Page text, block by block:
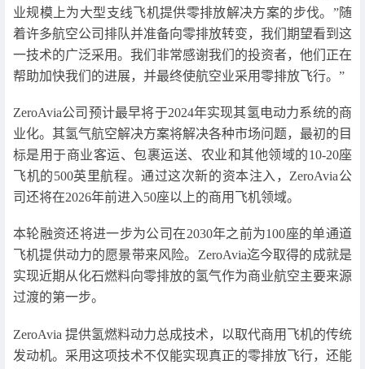
业规模上为大型支线飞机提供零排放解决方案的步伐。”随
着许多航空公司排队并准备向零排放转变，我们期望看到这
一技术的广泛采用。我们非常感谢我们的投资者，他们正在
帮助加快我们的进展，并最终使航空业采用零排放飞行。”
ZeroAvia公司预计最早将于2024年实现其氢电动力系统的商
业化。其氢气航空解决方案将解决各种市场问题，最初的目
标是用于商业客运、包裹运送、农业和其他领域的10-20座
飞机的500英里航程。通过这次新的资本注入，ZeroAvia公
司还将在2026年前进入50座以上的商用飞机领域。
本轮融资还将进一步为公司在2030年之前为100座的单通道
飞机提供动力的愿景带来风险。ZeroAvia迄今取得的成就是
实现近期从化石燃料向零排放的氢气作为商业航空主要来源
过渡的第一步。
ZeroAvia 提供氢燃料动力总成技术，以取代商用飞机的传统
发动机。采用这项技术不仅能实现真正的零排放飞行，还能